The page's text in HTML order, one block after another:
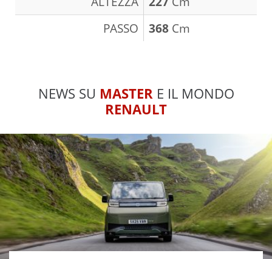
PASSO
368 Cm
NEWS SU MASTER E IL MONDO
RENAULT